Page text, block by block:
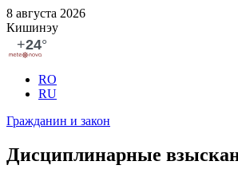
8 августа 2026
Кишинэу
RO
RU
Гражданин и закон
Дисциплинарные